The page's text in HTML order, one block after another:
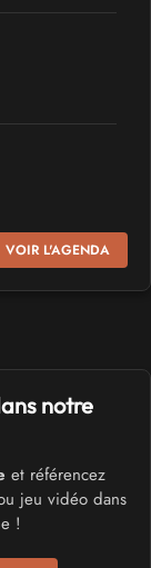
des loisirs
VOIR L'AGENDA
notre
et référencez
jeu vidéo dans
!